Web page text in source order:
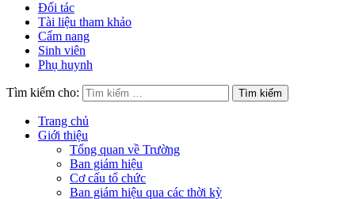
Đối tác
Tài liệu tham khảo
Cẩm nang
Sinh viên
Phụ huynh
Tìm kiếm cho:
Trang chủ
Giới thiệu
Tổng quan về Trường
Ban giám hiệu
Cơ cấu tổ chức
Ban giám hiệu qua các thời kỳ